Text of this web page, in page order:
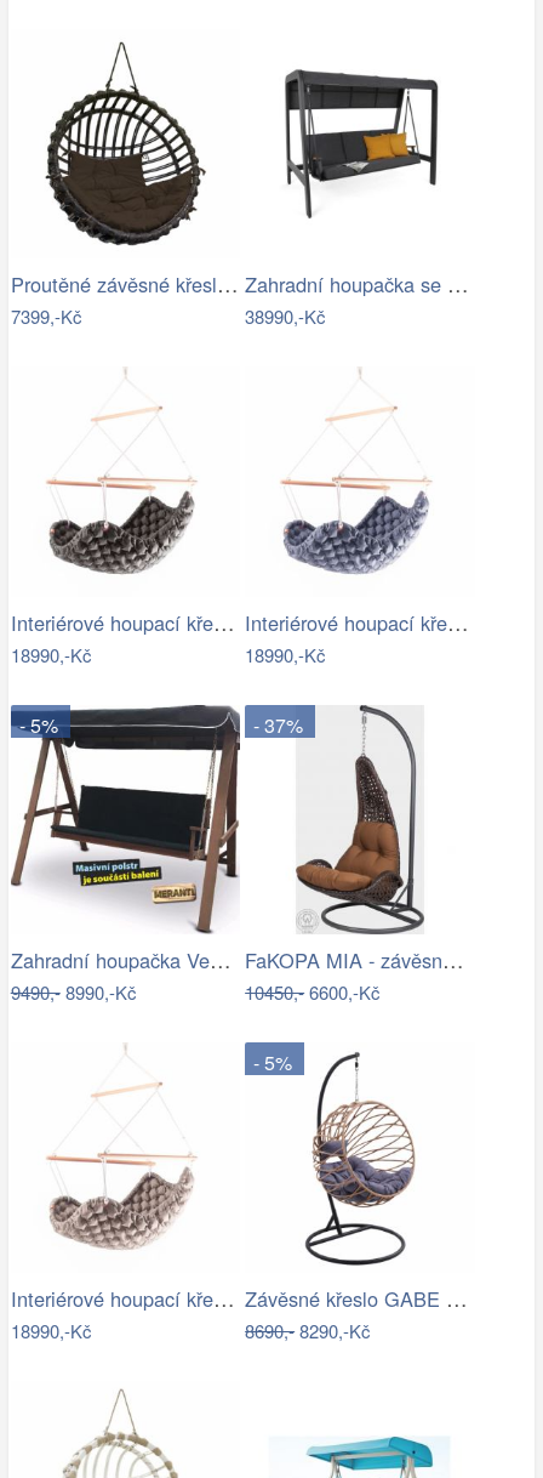
Proutěné závěsné křeslo Elis, hnědý rám…
7399,-Kč
Zahradní houpačka se stříškou GH434015
38990,-Kč
Interiérové houpací křeslo Swingy In…
18990,-Kč
Interiérové houpací křeslo Swingy In…
18990,-Kč
- 5%
Zahradní houpačka VeGA BAHARA Mdum
9490,-8990,-Kč
- 37%
FaKOPA MIA - závěsné křeslo z ratanu…
10450,-6600,-Kč
Interiérové houpací křeslo Swingy In…
18990,-Kč
- 5%
Závěsné křeslo GABE Tempo Kondela
8690,-8290,-Kč